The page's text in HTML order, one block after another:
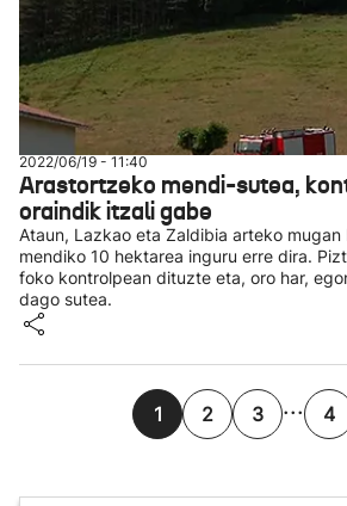
2022/06/19 - 11:40
Arastortzeko mendi-sutea,
oraindik itzali gabe
Ataun, Lazkao eta Zaldibia arteko
mendiko 10 hektarea inguru erre dira.
foko kontrolpean dituzte eta, oro har,
dago sutea.
1 2 3 ... 4